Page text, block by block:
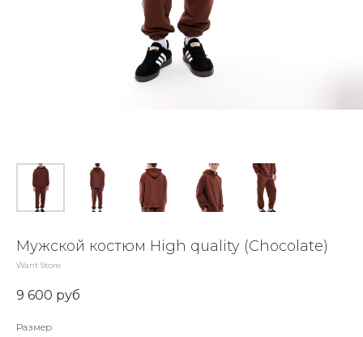
Мужской костюм High quality (Chocolate)
Want Store
9 600 руб
Размер